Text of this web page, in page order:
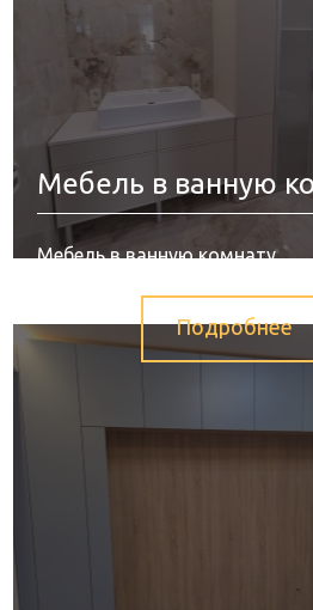
Мебель в ванную
Мебель в ванную комнату.
Подробнее